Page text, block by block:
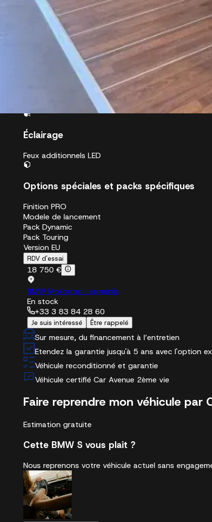
Extérieur et carrosserie
Porte-bagages
Mécanique et performance
Chaine Endurance M
Éclairage
Feux additionnels LED
Options spéciales et packs spécifiques
Finition PRO
Modele de lancement
Pack Dynamic
Pack Touring
Version EU
RDV d'essai
18 750 €
BMW Motorrad Lesménils
En stock
+33 3 83 84 28 60
Je suis intéressé Être rappelé
Sur mesure, du financement à l’entretien
Etendez la garantie jusqu'à 5 ans avec l'option
Véhicule reconditionné et garantie
Véhicule certifié Car Avenue 2ème vie
Faire reprendre mon véhicule par
Estimation gratuite
Cette BMW S vous plaît ?
Nous reprenons votre véhicule actuel sans